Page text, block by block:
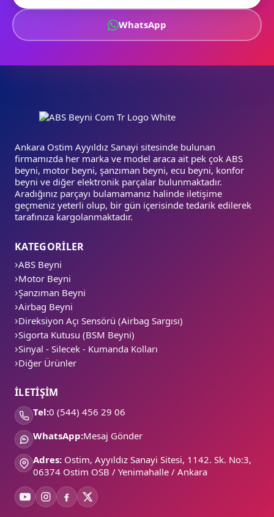
WhatsApp
Ankara Ostim Ayyıldız Sanayi sitesinde bulunan
firmamızda her marka ve model araca ait pek çok ABS
beyni, motor beyni, şanzıman beyni, ecu beyni, konfor
beyni ve diğer elektronik parçalar bulunmaktadır.
Aradığınız parçayı bulamamanız halinde iletişime
geçmeniz yeterli olup, bir gün içerisinde tedarik edilerek
tarafınıza kargolanmaktadır.
KATEGORİLER
ABS Beyni
Motor Beyni
Şanzıman Beyni
Airbag Beyni
Direksiyon Açı Sensörü (Airbag Sargısı)
Sigorta Kutusu (BSM Beyni)
Sinyal - Silecek - Kumanda Kolları
Diğer Ürünler
İLETİŞİM
Tel:0 (544) 456 29 06
WhatsApp:Mesaj Gönder
Adres: Ostim, Ayyıldız Sanayi Sitesi, 1142. Sk. No:3,
06374 Ostim OSB / Yenimahalle / Ankara